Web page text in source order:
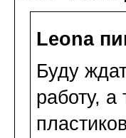
Leona
Буду
работу, а